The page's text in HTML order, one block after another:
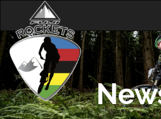
content